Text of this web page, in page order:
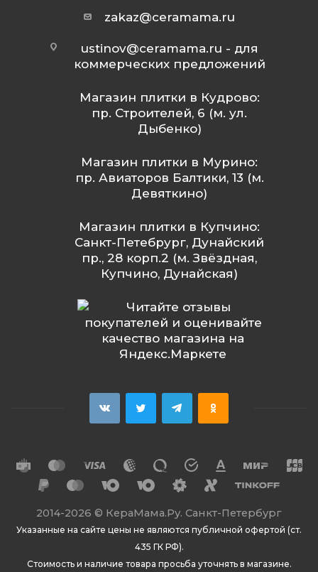
zakaz@ceramama.ru
ustinov@ceramama.ru - для
коммерческих предложений
Магазин плитки в Кудрово:
пр. Строителей, 6 (м. ул.
Дыбенко)
Магазин плитки в Мурино:
пр. Авиаторов Балтики, 13 (м.
Девяткино)
Магазин плитки в Купчино:
Санкт-Петебрург, Дунайский
пр., 28 корп.2 (м. Звёздная,
Купчино, Дунайская)
2014-2026 © КераМама.Ру. Санкт-Петербург
Указанные на сайте цены не являются публичной офертой (ст.
435 ГК РФ).
Стоимость и наличие товара просьба уточнять в магазине.